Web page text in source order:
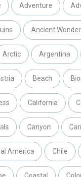
Adventure
Ancient
Arctic Argentina
Beach
California
Canyon
America Chile
Coastal